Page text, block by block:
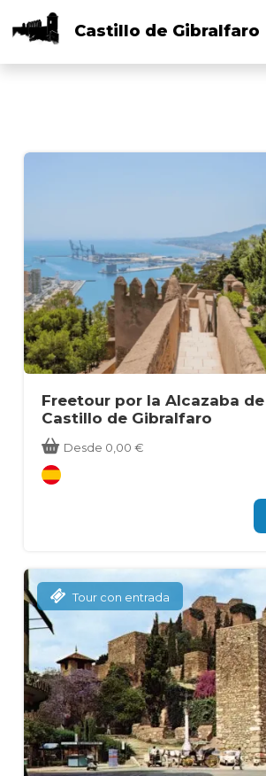
Skip to main content
Castillo de Gibralfaro
Freetour por la Alcazaba
Castillo de Gibralfaro
Desde 0,00 €
Tour con entrada